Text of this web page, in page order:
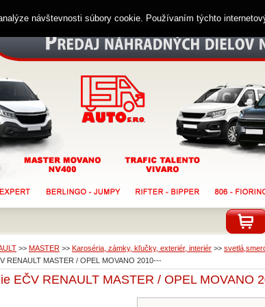
>> MASTER >> Karoséria, zámky, kľučky, exteriér, interiér >>
RENAULT MASTER / OPEL MOVANO 2010---
EČV RENAULT MASTER / OPEL MOVANO
návštevnosti súbory cookie. Používaním týchto